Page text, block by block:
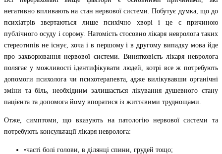
негативно впливають на стан нервової системи. Побутує думка, що до
психіатрів звертаються лише психічно хворі і це є причиною
публічного осуду і сорому. Натомість стосовно лікаря невролога таких
стереотипів не існує, хоча і в першому і в другому випадку мова йде
про захворювання нервової системи. Винятковість лікаря невролога
полягає у можливості ідентифікувати людей, котрі все ж потребують
допомоги психолога чи психотерапевта, адже вилікувавши органічні
зміни та біль, необхідним залишається лікування душевного стану
пацієнта та допомога йому впоратися із життєвими труднощами.
Отже, симптоми, що вказують на патологію нервової системи та
потребують консультації лікаря невролога:
•часті болі голови, в ділянці спини, грудей тощо;